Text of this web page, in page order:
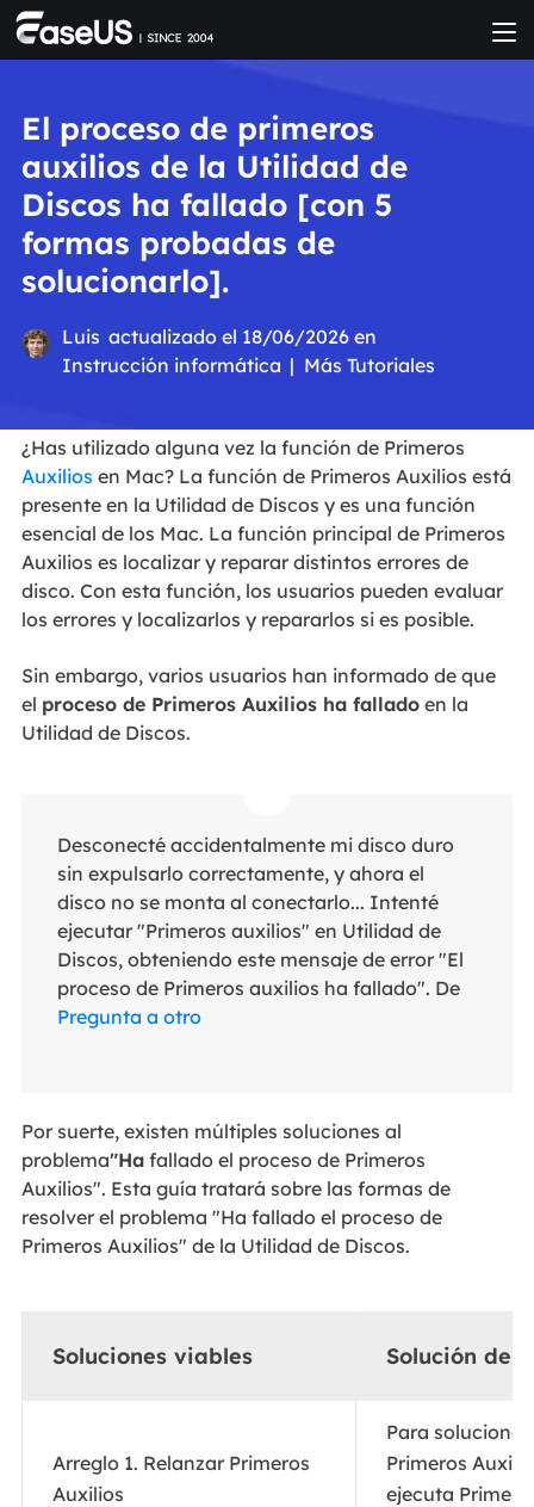
El proceso de primeros
auxilios de la Utilidad de
Discos ha fallado [con 5
formas probadas de
solucionarlo].
Luis actualizado el 18/06/2026 en
Instrucción informática | Más Tutoriales
¿Has utilizado alguna vez la función de Primeros
Auxilios en Mac? La función de Primeros Auxilios está
presente en la Utilidad de Discos y es una función
esencial de los Mac. La función principal de Primeros
Auxilios es localizar y reparar distintos errores de
disco. Con esta función, los usuarios pueden evaluar
los errores y localizarlos y repararlos si es posible.
Sin embargo, varios usuarios han informado de que
el proceso de Primeros Auxilios ha falladoen la
Utilidad de Discos.
Desconecté accidentalmente mi disco duro
sin expulsarlo correctamente, y ahora el
disco no se monta al conectarlo... Intenté
ejecutar "Primeros auxilios" en Utilidad de
Discos, obteniendo este mensaje de error "El
proceso de Primeros auxilios ha fallado". De
Pregunta a otro
Por suerte, existen múltiples soluciones al
problema"Hafallado el proceso de Primeros
Auxilios". Esta guía tratará sobre las formas de
resolver el problema "Ha fallado el proceso de
Primeros Auxilios" de la Utilidad de Discos.
Soluciones viables Solución de
Arreglo 1. Relanzar Primeros
Auxilios
Para
Primeros
ejecuta